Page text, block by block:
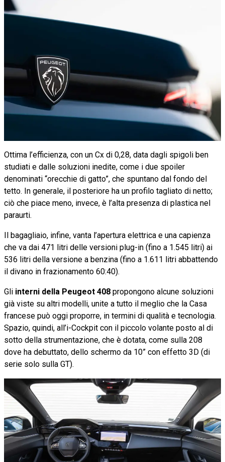
Ottima l’efficienza, con un Cx di 0,28, data dagli spigoli ben
studiati e dalle soluzioni inedite, come i due spoiler
denominati “orecchie di gatto”, che spuntano dal fondo del
tetto. In generale, il posteriore ha un profilo tagliato di netto;
ciò che piace meno, invece, è l’alta presenza di plastica nel
paraurti.
Il bagagliaio, infine, vanta l’apertura elettrica e una capienza
che va dai 471 litri delle versioni plug-in (fino a 1.545 litri) ai
536 litri della versione a benzina (fino a 1.611 litri abbattendo
il divano in frazionamento 60:40).
Gli interni della Peugeot 408 propongono alcune soluzioni
già viste su altri modelli, unite a tutto il meglio che la Casa
francese può oggi proporre, in termini di qualità e tecnologia.
Spazio, quindi, all’i-Cockpit con il piccolo volante posto al di
sotto della strumentazione, che è dotata, come sulla 208
dove ha debuttato, dello schermo da 10” con effetto 3D (di
serie solo sulla GT).